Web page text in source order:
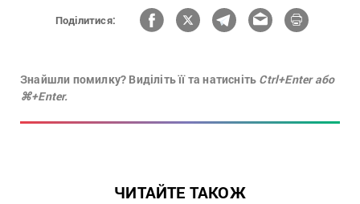
Поділитися:
Знайшли помилку? Виділіть її та натисніть Ctrl+Enter або
⌘+Enter.
ЧИТАЙТЕ ТАКОЖ